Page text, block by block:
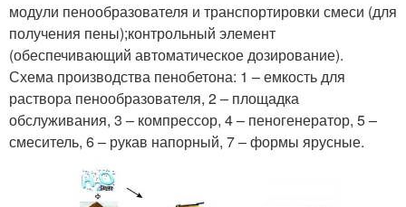
модули пенообразователя и транспортировки смеси (для
получения пены);контрольный элемент
(обеспечивающий автоматическое дозирование).
Схема производства пенобетона: 1 – емкость для
раствора пенообразователя, 2 – площадка
обслуживания, 3 – компрессор, 4 – пеногенератор, 5 –
смеситель, 6 – рукав напорный, 7 – формы ярусные.